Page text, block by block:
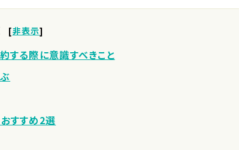
[非表示]
する際に意識すべきこと
すすめ2選